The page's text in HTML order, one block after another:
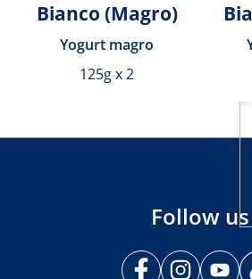
Bianco (Magro)
Yogurt magro
125g x 2
Follow us